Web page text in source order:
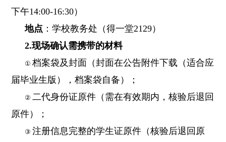
下午14:00-16:30）
地点 ：学校教务处（得一堂2129）
2.现场确认需携带的材料
①档案袋及封面（封面在公告附件下载（适合应
届毕业生版），档案袋自备）；
② 二代身份证原件（需在有效期内，核验后退回
原件）；
③注册信息完整的学生证原件（核验后退回原